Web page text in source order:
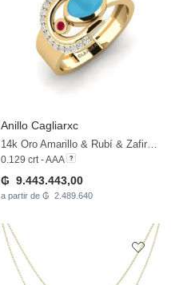
Anillo Cagliarxc
14k Oro Amarillo & Rubí & Zafiro blanco
0.129 crt - AAA
₲ 9.443.443,00
a partir de ₲ 2.489.640